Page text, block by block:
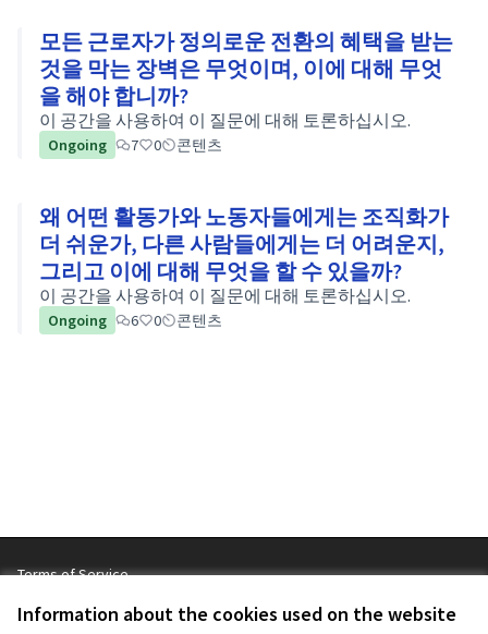
Information about the cookies used on the website
동일 노동에 대해 동일 임금을 갖게 될 때까지" 남부를
계속 착취할 것이며, 이는 그곳에서 생산이 전혀 이루어
지지…
모든 근로자가 정의로운 전환의 혜택을 받는
것을 막는 장벽은 무엇이며, 이에 대해 무엇
을 해야 합니까?
이 공간을 사용하여 이 질문에 대해 토론하십시오.
Ongoing 7 0 콘텐츠
왜 어떤 활동가와 노동자들에게는 조직화가
더 쉬운가, 다른 사람들에게는 더 어려운지,
그리고 이에 대해 무엇을 할 수 있을까?
이 공간을 사용하여 이 질문에 대해 토론하십시오.
Ongoing 6 0 콘텐츠
Terms of Service
JT 선언문 - 깨끗한 옷 캠페인 at Facebook
JT 선언문 - 깨끗한 옷 캠페인 at Instagram